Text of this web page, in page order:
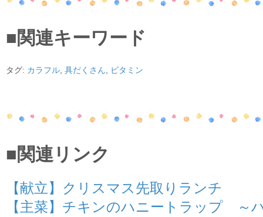
■関連キーワード
タグ: カラフル 具だくさん ビタミン
■関連リンク
【献立】クリスマス先取りランチ
【主菜】チキンのハニートラップ ～